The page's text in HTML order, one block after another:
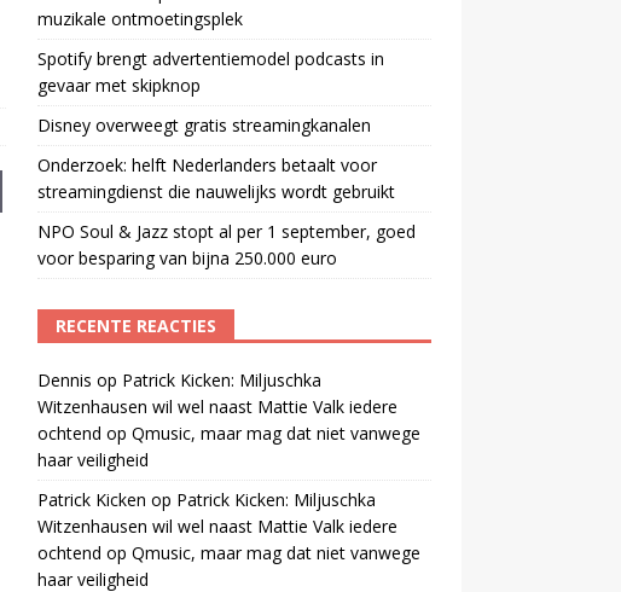
muzikale ontmoetingsplek
Spotify brengt advertentiemodel podcasts in
gevaar met skipknop
Disney overweegt gratis streamingkanalen
Onderzoek: helft Nederlanders betaalt voor
streamingdienst die nauwelijks wordt gebruikt
NPO Soul & Jazz stopt al per 1 september, goed
voor besparing van bijna 250.000 euro
RECENTE REACTIES
Dennis op Patrick Kicken: Miljuschka
Witzenhausen wil wel naast Mattie Valk iedere
ochtend op Qmusic, maar mag dat niet vanwege
haar veiligheid
Patrick Kicken op Patrick Kicken: Miljuschka
Witzenhausen wil wel naast Mattie Valk iedere
ochtend op Qmusic, maar mag dat niet vanwege
haar veiligheid